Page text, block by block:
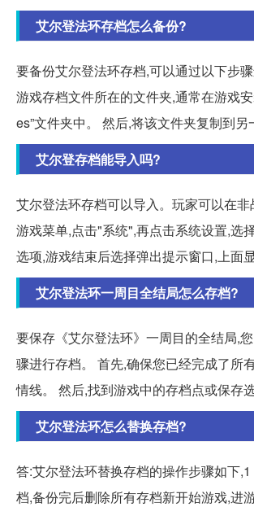
艾尔登法环存档怎么备份?
要备份艾尔登法环存档,可以通过以下步
游戏存档文件所在的文件夹,通常在游戏
es”文件夹中。 然后,将该文件夹复制到另
艾尔登存档能导入吗?
艾尔登法环存档可以导入。玩家可以在
游戏菜单,点击"系统",再点击系统设置,选
选项,游戏结束后选择弹出提示窗口,上面显
艾尔登法环一周目全结局怎么存档?
要保存《艾尔登法环》一周目的全结局,
骤进行存档。 首先,确保您已经完成了所
情线。 然后,找到游戏中的存档点或保存选
艾尔登法环怎么替换存档?
答:艾尔登法环替换存档的操作步骤如下
档,备份完后删除所有存档新开始游戏,进